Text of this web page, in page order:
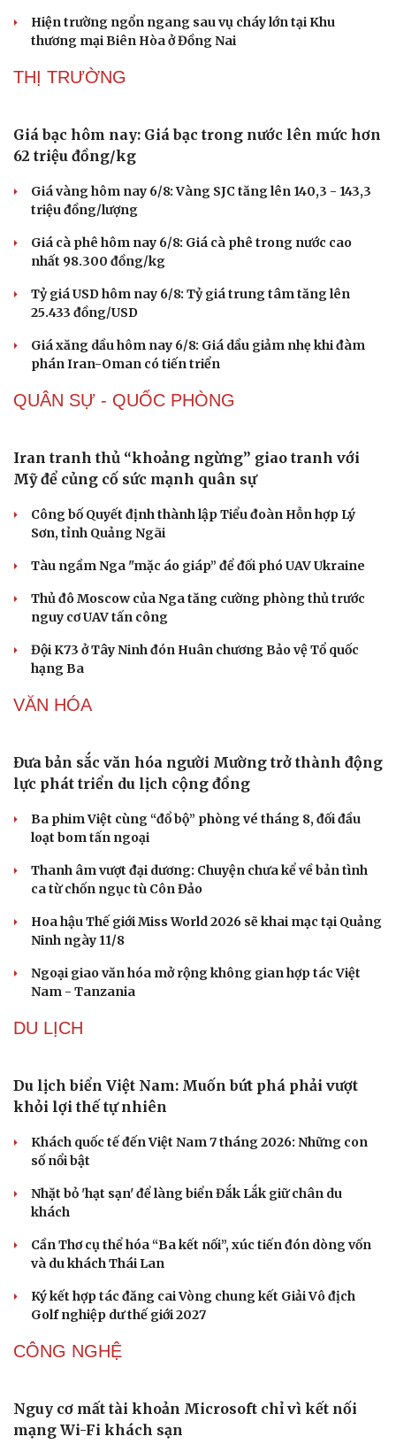
Ăn sạch sống khỏe
Sân khấu - Điện ảnh
Văn học
Di sản
Nghệ sĩ
Hiện trường ngổn ngang sau vụ cháy lớn tại Khu
thương mại Biên Hòa ở Đồng Nai
THỊ TRƯỜNG
Giá bạc hôm nay: Giá bạc trong nước lên mức hơn
62 triệu đồng/kg
Giá vàng hôm nay 6/8: Vàng SJC tăng lên 140,3 - 143,3
triệu đồng/lượng
Giá cà phê hôm nay 6/8: Giá cà phê trong nước cao
nhất 98.300 đồng/kg
Tỷ giá USD hôm nay 6/8: Tỷ giá trung tâm tăng lên
25.433 đồng/USD
Giá xăng dầu hôm nay 6/8: Giá dầu giảm nhẹ khi đàm
phán Iran-Oman có tiến triển
QUÂN SỰ - QUỐC PHÒNG
Iran tranh thủ “khoảng ngừng” giao tranh với
Mỹ để củng cố sức mạnh quân sự
Công bố Quyết định thành lập Tiểu đoàn Hỗn hợp Lý
Sơn, tỉnh Quảng Ngãi
Tàu ngầm Nga "mặc áo giáp” để đối phó UAV Ukraine
Thủ đô Moscow của Nga tăng cường phòng thủ trước
nguy cơ UAV tấn công
Đội K73 ở Tây Ninh đón Huân chương Bảo vệ Tổ quốc
hạng Ba
VĂN HÓA
Đưa bản sắc văn hóa người Mường trở thành động
lực phát triển du lịch cộng đồng
Ba phim Việt cùng “đổ bộ” phòng vé tháng 8, đối đầu
loạt bom tấn ngoại
Thanh âm vượt đại dương: Chuyện chưa kể về bản tình
ca từ chốn ngục tù Côn Đảo
Hoa hậu Thế giới Miss World 2026 sẽ khai mạc tại Quảng
Ninh ngày 11/8
Ngoại giao văn hóa mở rộng không gian hợp tác Việt
Nam - Tanzania
DU LỊCH
Du lịch biển Việt Nam: Muốn bứt phá phải vượt
khỏi lợi thế tự nhiên
Khách quốc tế đến Việt Nam 7 tháng 2026: Những con
số nổi bật
Nhặt bỏ 'hạt sạn' để làng biển Đắk Lắk giữ chân du
khách
Cần Thơ cụ thể hóa “Ba kết nối”, xúc tiến đón dòng vốn
và du khách Thái Lan
Ký kết hợp tác đăng cai Vòng chung kết Giải Vô địch
Golf nghiệp dư thế giới 2027
CÔNG NGHỆ
Nguy cơ mất tài khoản Microsoft chỉ vì kết nối
mạng Wi-Fi khách sạn